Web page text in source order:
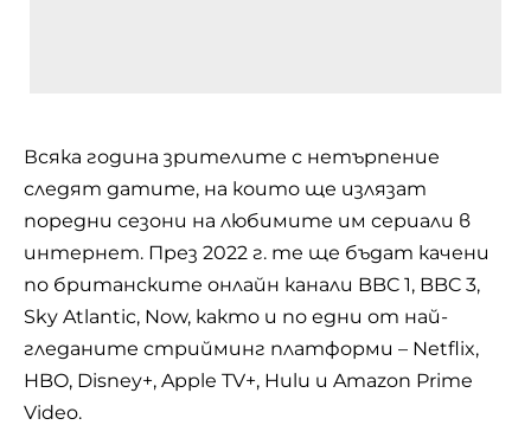
Всяка година зрителите с нетърпение
следят датите, на които ще излязат
поредни сезони на любимите им сериали в
интернет. През 2022 г. те ще бъдат качени
по британските онлайн канали BBC 1, BBC 3,
Sky Atlantic, Now, както и по едни от най-
гледаните стрийминг платформи – Netflix,
HBO, Disney+, Apple TV+, Hulu и Amazon Prime
Video.